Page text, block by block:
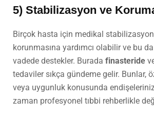
5) Stabilizasyon ve
Birçok hasta için medikal
korunmasına yardımcı olabilir ve bu
vadede destekler. Burada finasteride
tedaviler sıkça gündeme gelir. Bunlar,
veya uygunluk konusunda
zaman profesyonel tıbbi rehberlikle